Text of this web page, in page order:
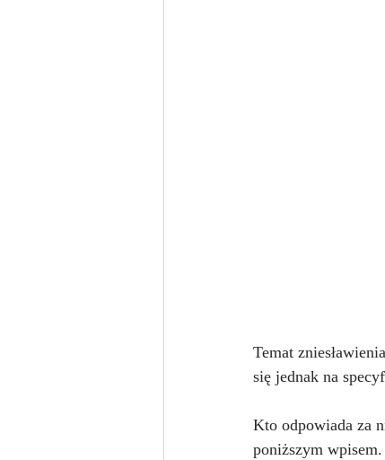
Temat
się jednak na
Kto odpowiada za
poniższym wpisem.